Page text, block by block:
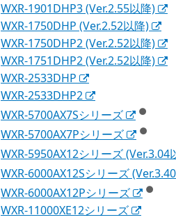
WXR-1901DHP3 (Ver.2.55以降)
WXR-1750DHP (Ver.2.52以降)
WXR-1750DHP2 (Ver.2.52以降)
WXR-1751DHP2 (Ver.2.52以降)
WXR-2533DHP
WXR-2533DHP2
WXR-5700AX7Sシリーズ
●
WXR-5700AX7Pシリーズ ●
WXR-5950AX12シリーズ (Ver.3.04
WXR-6000AX12Sシリーズ
WXR-6000AX12Pシリーズ ●
WXR-11000XE12シリーズ